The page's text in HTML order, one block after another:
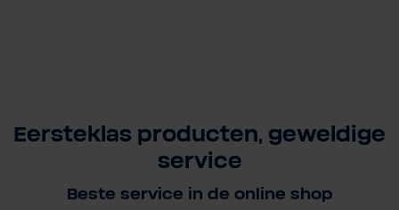
Eersteklas producten, geweldige
service
Beste service in de online shop